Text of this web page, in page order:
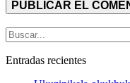
Buscar...
Entradas recientes